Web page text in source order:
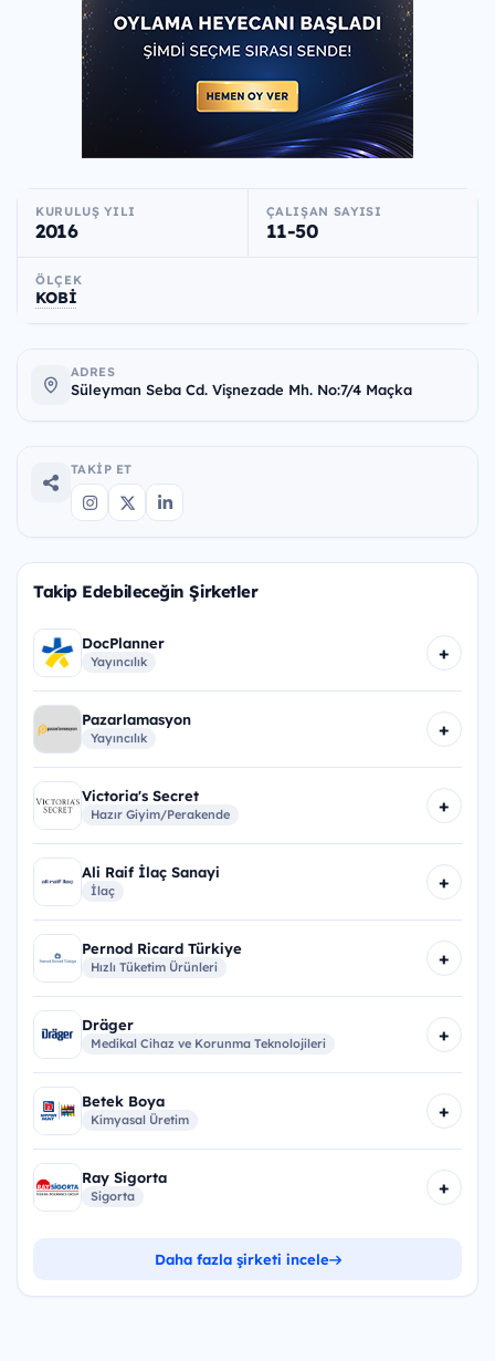
KURULUŞ YILI
2016
ÇALIŞAN SAYISI
11-50
ÖLÇEK
KOBİ
ADRES
Süleyman Seba Cd. Vişnezade Mh. No:7/4 Maçka
TAKIP ET
Takip Edebileceğin Şirketler
DocPlanner
Yayıncılık +
Pazarlamasyon
Yayıncılık +
Victoria's Secret
Hazır Giyim/Perakende +
Ali Raif İlaç Sanayi
İlaç +
Pernod Ricard Türkiye
Hızlı Tüketim Ürünleri +
Dräger
Medikal Cihaz ve Korunma Teknolojileri +
Betek Boya
Kimyasal Üretim +
Ray Sigorta
Sigorta +
Daha fazla şirketi incele